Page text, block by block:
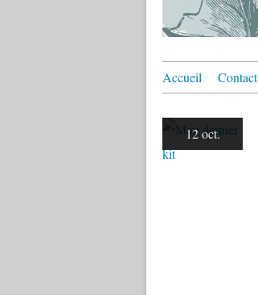
Accueil Contact
12 oct.